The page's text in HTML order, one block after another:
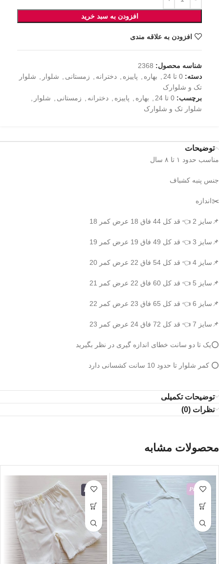
افزودن به سبد خرید
افزودن به علاقه مندی
شناسه محصول: 2368
دسته: 0 تا 24 بهاره پاییزه دخترانه زمستانی شلوار
شلوار
تک و شلوارک
برچسب: 0 تا 24 بهاره پاییزه دخترانه زمستانی شلوار
شلوار تک و شلوارک
توضیحات
مناسب حدود ۱ تا ۸ سال
جنس پنبه کشباف
✂️اندازه
📌سایز 2 👈 قد کل 44 فاق 18 عرض کمر 18
📌سایز 3 👈 قد کل 49 فاق 19 عرض کمر 19
📌سایز 4 👈 قد کل 54 فاق 22 عرض کمر 20
📌سایز 5 👈 قد کل 60 فاق 22 عرض کمر 21
📌سایز 6 👈 قد کل 65 فاق 23 عرض کمر 22
📌سایز 7 👈 قد کل 72 فاق 24 عرض کمر 23
⭕️یک تا دو سانت خطای اندازه گیری در نظر بگیرید
⭕️ کمر شلوار تا حدود 10 سانت کشسانی دارد
توضیحات تکمیلی
نظرات (0)
محصولات مشابه